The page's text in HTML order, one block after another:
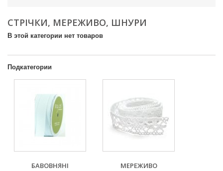
СТРІЧКИ, МЕРЕЖИВО, ШНУРИ
В этой категории нет товаров
Подкатегории
БАВОВНЯНІ
МЕРЕЖИВО